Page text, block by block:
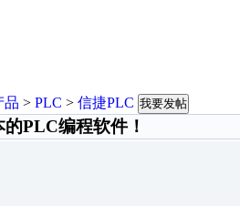
品 > PLC > 信捷PLC 我要发帖
PLC编程软件！